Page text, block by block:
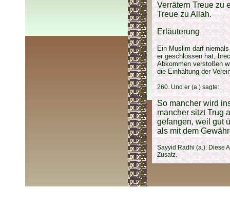
Verrätern Treue zu
Treue zu Allah.
Erläuterung
Ein Muslim darf
er geschlossen hat,
Abkommen verstoßen
die Einhaltung der
260. Und er (a.) sagte:
So mancher wird
mancher sitzt Trug
gefangen, weil gut
als mit dem
Sayyid Radhi (a.): Diese
Zusatz.